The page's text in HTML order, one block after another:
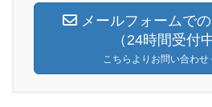
メールフォームで
（24時間受付
こちらよりお問い合わせ